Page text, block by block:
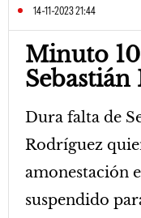
14-11-2023 21:44
Minuto
Dura falta de
Rodríguez
amonestación
suspendido